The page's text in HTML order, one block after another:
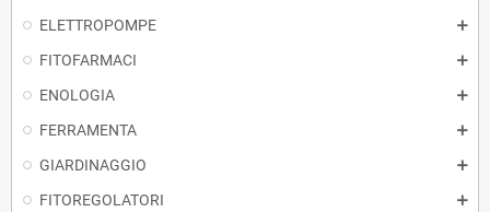
ELETTROPOMPE
FITOFARMACI
ENOLOGIA
FERRAMENTA
GIARDINAGGIO
FITOREGOLATORI